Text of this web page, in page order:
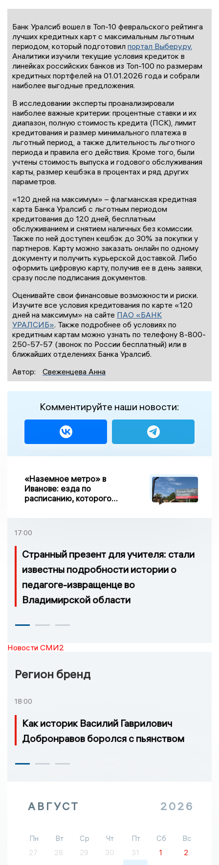
Банк Уралсиб вошел в Топ-10 февральского рейтинга
лучших кредитных карт с максимальным льготным
периодом, который подготовил портал Выберу.ру.
Аналитики изучили текущие условия кредиток в
линейках российских банков из Топ-100 по размерам
кредитных портфелей на 01.01.2026 года и собрали
наиболее выгодные предложения.
В исследовании эксперты проанализировали
наиболее важные критерии: процентные ставки и их
диапазон, полную стоимость кредита (ПСК), лимит
кредитования и размер минимального платежа в
льготный период, а также длительность льготного
периода и правила его действия. Кроме того, были
учтены стоимость выпуска и годового обслуживания
карты, размер кешбэка в процентах и ряд других
параметров.
«120 дней на максимум» – флагманская кредитная
карта Банка Уралсиб с льготным периодом
кредитования до 120 дней, бесплатным
обслуживанием и снятием наличных без комиссии.
Также по ней доступен кешбэк до 30% за покупки у
партнеров. Карту можно заказать онлайн по одному
документу и получить курьерской доставкой. Либо
оформить цифровую карту, получив ее в день заявки,
сразу после подписания документов.
Оценивайте свои финансовые возможности и риски.
Изучите все условия кредитования по карте «120
дней на максимум» на сайте ПАО «БАНК
УРАЛСИБ». Также подробнее об условиях по
кредитным картам можно узнать по телефону 8-800-
250-57-57 (звонок по России бесплатный) или в
ближайших отделениях Банка Уралсиб.
Автор:
Свеженцева Анна
Комментируйте наши новости:
«Наземное метро» в
Иванове: езда по
расписанию, которого
17:00
Странный презент для учителя: стали
известны подробности истории о
педагоге-извращенце во
Владимирской области
Новости СМИ2
Регион бренд
18:00
Как историк Василий Гаврилович
Добронравов боролся с пьянством
АВГУСТ 2026
Пн Вт Ср Чт Пт Сб
Вс
27
28 29 30 31 1
2